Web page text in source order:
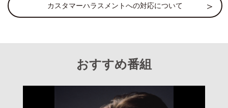
カスタマーハラスメントへの対応について
おすすめ番組